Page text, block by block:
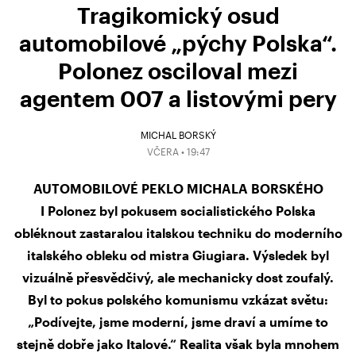
Tragikomický osud
automobilové „pýchy Polska“.
Polonez osciloval mezi
agentem 007 a listovými pery
MICHAL BORSKÝ
VČERA • 19:47
AUTOMOBILOVÉ PEKLO MICHALA BORSKÉHO
I Polonez byl pokusem socialistického Polska
obléknout zastaralou italskou techniku do moderního
italského obleku od mistra Giugiara. Výsledek byl
vizuálně přesvědčivý, ale mechanicky dost zoufalý.
Byl to pokus polského komunismu vzkázat světu:
„Podívejte, jsme moderní, jsme draví a umíme to
stejně dobře jako Italové.“ Realita však byla mnohem